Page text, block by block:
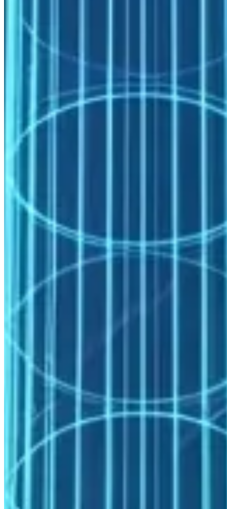
kapasitesine ihtiyaç duyar. Bu iş yükleri, bağımsız paralel
simülasyonlar olarak yüzlerce çekirdeğe mükemmel biçimde
dağıtılır. Türkiye Nükleer Araştırma Enstitüsü (TENMAK-TAEK)
gibi kurumların bu ihtiyacı için yerli on-premise altyapı tercih edilen
Tipik HPC Yapılandırması
Login / Pre-Post-Processing Nodes (2×)
├── CPU Compute Nodes (16–64 adet)
│   └── 2× AMD EPYC 9654 (96 çekirdek/node)
│       512 GB DDR5 ECC RAM
│       — Rezervuar simülasyonu, rüzgar türbini RANS,
├── High-Memory Nodes (2–4 adet)
│   └── 2× AMD EPYC 9654
└── Depolama
    └── Paralel Dosya Sistemi: BeeGFS veya Lustre
NVMe Scratch: 100–200 TB, 8+ GB/s bant
Sismik/Rezervuar Arşiv: Object storage (S3
Ağ: InfiniBand HDR200 (200 Gb/s), fat-tree topoloji
İşletim Sistemi: Rocky Linux 8/9
Mevasis Enerji HPC Hizmetleri
Mevasis, enerji sektörünün farklılaşmış hesaplama ihtiyaçlarına
yönelik uçtan uca çözümler sunar:
belirlenir
OpenFOAM ve OpenFAST kurulum ve optimizasyonu
Kaynak koddan derleme, MPI ölçekleme testi ve iş akışı
otomasyonu
Rezervuar yazılımı altyapısı
: Eclipse ve CMG için lisans
sunucusu entegrasyonu, paralel dosya sistemi yapılandırması
ve yedekleme stratejisi
GPU node tasarımı: Sismik işleme ve fuel cell CFD için
NVIDIA H100 / L40S tabanlı GPU cluster tasarımı
HPC Kiralama
veya mevsimsel rüzgar ölçüm kampanyalarına yönelik kısa
vadeli hesaplama kapasitesi
HPC Danışmanlık
Sıkça Sorulan Sorular